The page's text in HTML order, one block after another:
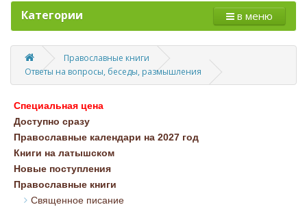
Категории в меню
Православные книги
Ответы на вопросы, беседы, размышления
Специальная цена
Доступно сразу
Православные календари на 2027 год
Книги на латышском
Новые поступления
Православные книги
Священное писание